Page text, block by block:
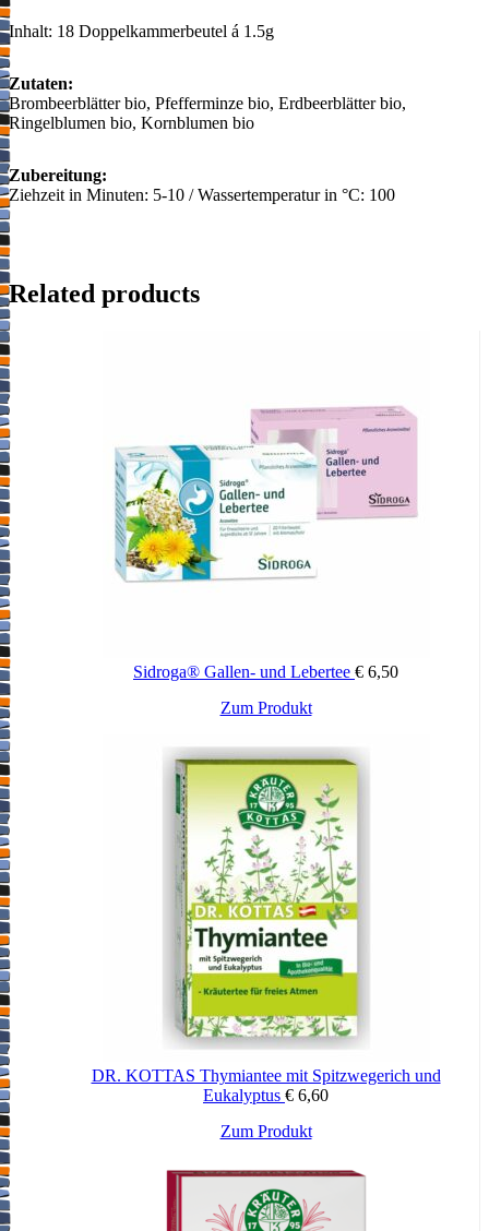
Inhalt: 18 Doppelkammerbeutel á 1.5g
Zutaten:
Brombeerblätter bio, Pfefferminze bio, Erdbeerblätter bio,
Ringelblumen bio, Kornblumen bio
Zubereitung:
Ziehzeit in Minuten: 5-10 / Wassertemperatur in °C: 100
Related products
Sidroga® Gallen- und Lebertee € 6,50
Zum Produkt
DR. KOTTAS Thymiantee mit Spitzwegerich und
Eukalyptus € 6,60
Zum Produkt